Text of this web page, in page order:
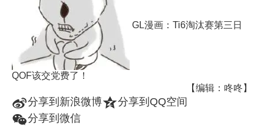
GL漫画：Ti6淘汰赛第三日
QOF该交党费了！
【编辑：咚咚】
t分享到新浪微博z分享到QQ空间
w分享到微信